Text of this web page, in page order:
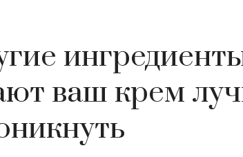
ваш крем